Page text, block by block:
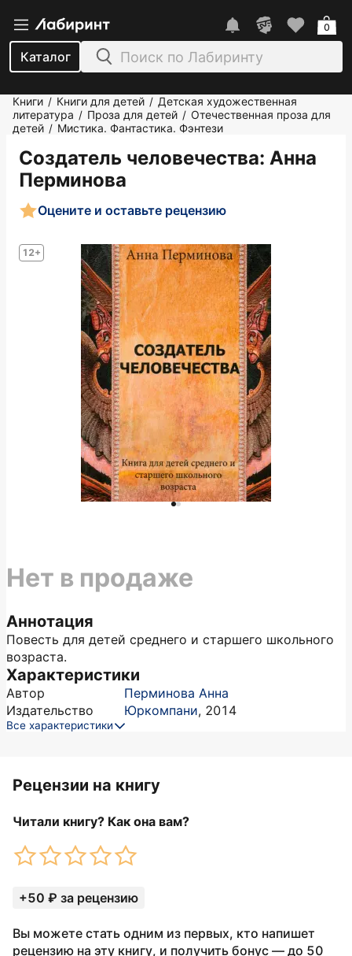
Каталог
0
Книги / Книги для детей / Детская художественная
литература / Проза для детей / Отечественная проза для
детей / Мистика. Фантастика. Фэнтези
Создатель человечества: Анна
Перминова
12+
Оцените и оставьте рецензию
Аннотация
Повесть для детей среднего и старшего школьного
возраста.
Характеристики
Автор
Перминова Анна
Издательство
Юркомпани, 2014
Все характеристики
Нет в продаже
Рецензии на книгу
Читали книгу? Как она вам?
+50 ₽ за рецензию
Вы можете стать одним из первых, кто напишет
рецензию на эту книгу, и получить бонус — до 50